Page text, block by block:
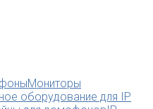
Мониторы
оборудование для IP